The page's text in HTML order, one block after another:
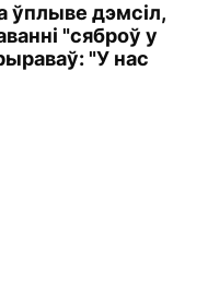
ўплыве дэмсіл,
"сяброў у
"У нас